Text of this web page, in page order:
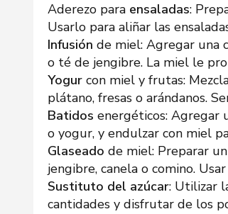
Aderezo para ensaladas:
Usarlo para aliñar las
Infusión de miel: Agregar una
o té de jengibre. La miel le
Yogur con miel y frutas:
plátano, fresas o arándanos.
Batidos energéticos: Agregar
o yogur, y endulzar con miel
Glaseado de miel: Preparar
jengibre, canela o comino.
Sustituto del azúcar: Utilizar
cantidades y disfrutar de los